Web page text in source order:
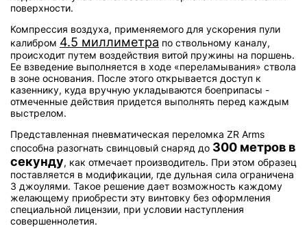
поверхности.
Компрессия воздуха, применяемого для ускорения пули
калибром 4.5 миллиметра по ствольному каналу,
происходит путем воздействия витой пружины на поршень.
Ее взведение выполняется в ходе «переламывания» ствола
в зоне основания. После этого открывается доступ к
казеннику, куда вручную укладываются боеприпасы -
отмеченные действия придется выполнять перед каждым
выстрелом.
Представленная пневматическая переломка ZR Arms
способна разогнать свинцовый снаряд до 300 метров в
секунду, как отмечает производитель. При этом образец
поставляется в модификации, где дульная сила ограничена
3 джоулями. Такое решение дает возможность каждому
желающему приобрести эту винтовку без оформления
специальной лицензии, при условии наступления
совершеннолетия.